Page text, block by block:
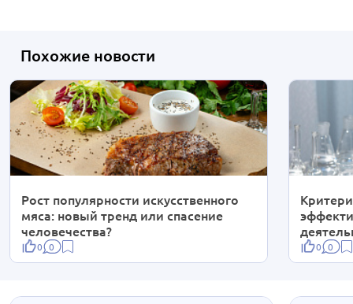
Похожие новости
Рост популярности искусственного
мяса: новый тренд или спасение
человечества?
0 0 0 0